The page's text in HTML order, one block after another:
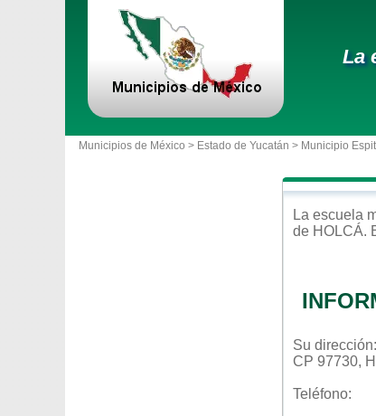
La
Municipios de México > Estado de Yucatán > Municipio
La escuela
de HOLCÁ.
Su
CP 97730,
Teléfono: